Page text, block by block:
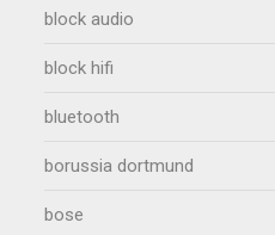
block audio
block hifi
bluetooth
borussia dortmund
bose